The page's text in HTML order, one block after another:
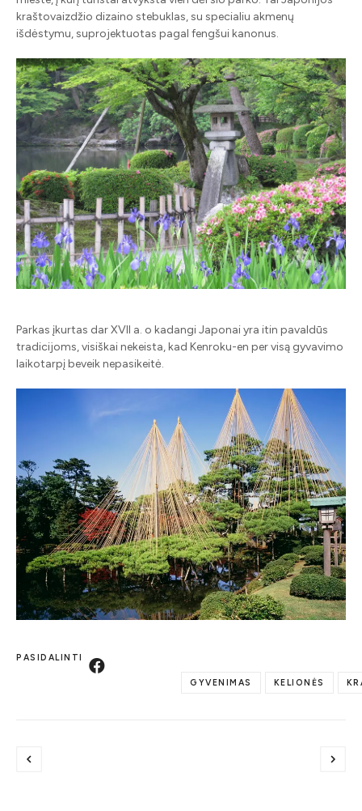
kraštovaizdžio dizaino stebuklas, su specialiu akmenų
išdėstymu, suprojektuotas pagal fengšui kanonus.
Parkas įkurtas dar XVII a. o kadangi Japonai yra itin pavaldūs
tradicijoms, visiškai nekeista, kad Kenroku-en per visą gyvavimo
laikotarpį beveik nepasikeitė.
PASIDALINTI
GYVENIMAS KELIONĖS